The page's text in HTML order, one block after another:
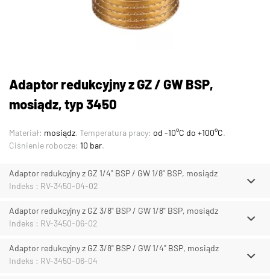
Adaptor redukcyjny z GZ / GW BSP,
mosiądz, typ 3450
Materiał: mosiądz. Temperatura pracy: od -10°C do +100°C.
Ciśnienie robocze: 10 bar.
Adaptor redukcyjny z GZ 1/4" BSP / GW 1/8" BSP, mosiądz
Indeks : RV-3450-04-02
Adaptor redukcyjny z GZ 3/8" BSP / GW 1/8" BSP, mosiądz
Indeks : RV-3450-06-02
Adaptor redukcyjny z GZ 3/8" BSP / GW 1/4" BSP, mosiądz
Indeks : RV-3450-06-04